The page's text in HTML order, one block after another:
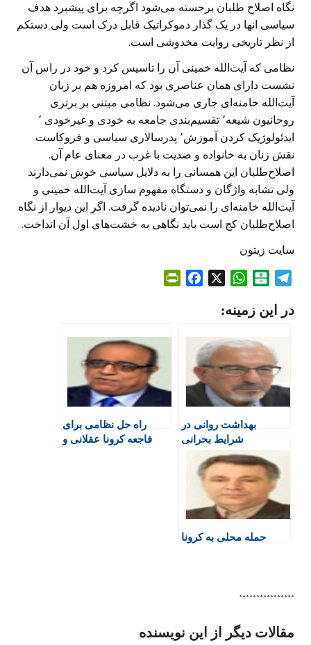
نگاه اصلاح طلبان برجسته می‌شود اگرچه برای پیشبرد هدف
سیاسی انها در یک گذار دموکراتیک قابل درک است ولی دستکم
از نظر تاریخی روایت مخدوشی است.
نظامی که آیت‌الله خمینی آن را تاسیس کرد و خود در راس آن
نشست دارای همان عناصری بود که امروزه هم بر زبان‌
آیت‌الله خامنه‌ای جاری می‌شود. نظامی مبتنی بر برتری
روحانیون شیعه٬ تقسیم‌بندی جامعه به خودی و غیرخودی ٬
ایدئولوژیک کردن آموزش٬ پدرسالاری سیاسی و فروکاست
نقش زنان به خانواده و ضدیت با غرب در معنای عام آن.
اصلاح‌طلبان این همسانی را به دلایل سیاسی خوش نمی‌دارند
ولی تشابه واژگان و دستگاه مفهوم سازی آیت‌الله خمینی و
آیت‌الله خامنه‌ای را نمی‌توان نادیده گرفت. اگر این دیوار از نگاه
اصلاح‌طلبان کج است باید نگاهی به خشت‌های اول آن انداخت.
سایت زیتون
l
g
r
a
m
t
a
r
i
n
W
a
s
A
p
p
F
i
e
در این زمینه:
بهداشت روانی در
شرایط بحرانی
راه حل نظامی برای
فاجعه کرونا عقلانی و
حمله محلی به کرونا
****************
مقالات دیگر از این نویسنده